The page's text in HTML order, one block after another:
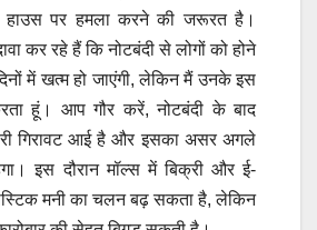
हाउस पर हमला करने की जरूरत है।
कर रहे हैं कि नोटबंदी से लोगों को होने
में खत्म हो जाएंगी, लेकिन मैं उनके इस
हूं। आप गौर करें, नोटबंदी के बाद
गिरावट आई है और इसका असर अगले
इस दौरान मॉल्स में बिक्री और ई-
मनी का चलन बढ़ सकता है, लेकिन